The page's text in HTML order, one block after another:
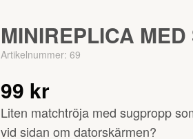
MINIREPLICA
Artikelnummer: 69
99 kr
Liten matchtröja med sugpropp
vid sidan om datorskärmen?